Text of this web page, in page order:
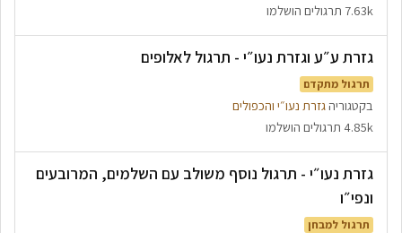
7.63k תרגולים הושלמו
גזרת ע״ע וגזרת נעו״י - תרגול לאלופים
תרגול מתקדם
בקטגוריהגזרת נעו״י והכפולים
4.85k תרגולים הושלמו
גזרת נעו״י - תרגול נוסף משולב עם השלמים, המרובעים
ונפי״ו
תרגול למבחן